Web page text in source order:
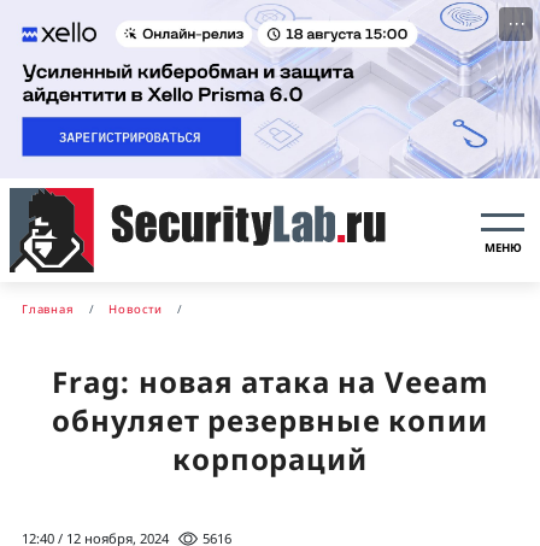
···
МЕНЮ
Главная Новости
Frag: новая атака на Veeam
обнуляет резервные копии
корпораций
12:40 / 12 ноября, 2024 5616